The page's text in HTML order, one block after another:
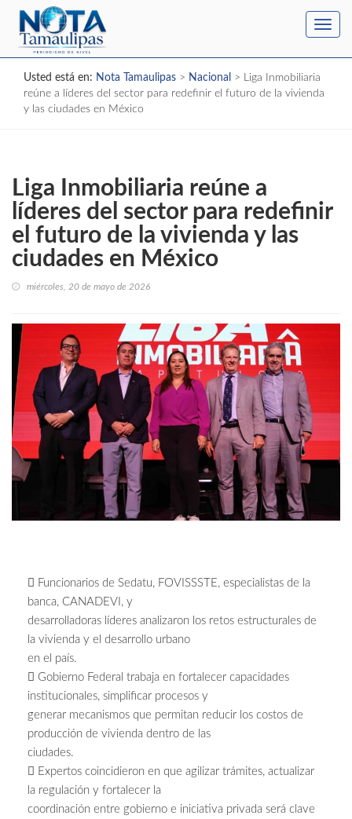
Usted está en: Nota Tamaulipas > Nacional > Liga Inmobiliaria
reúne a líderes del sector para redefinir el futuro de la vivienda
y las ciudades en México
Liga Inmobiliaria reúne a
líderes del sector para redefinir
el futuro de la vivienda y las
ciudades en México
miércoles, 20 de mayo de 2026
 Funcionarios de Sedatu, FOVISSSTE, especialistas de la
banca, CANADEVI, y
desarrolladoras líderes analizaron los retos estructurales de
la vivienda y el desarrollo urbano
en el país.
 Gobierno Federal trabaja en fortalecer capacidades
institucionales, simplificar procesos y
generar mecanismos que permitan reducir los costos de
producción de vivienda dentro de las
ciudades.
 Expertos coincidieron en que agilizar trámites, actualizar
la regulación y fortalecer la
coordinación entre gobierno e iniciativa privada será clave